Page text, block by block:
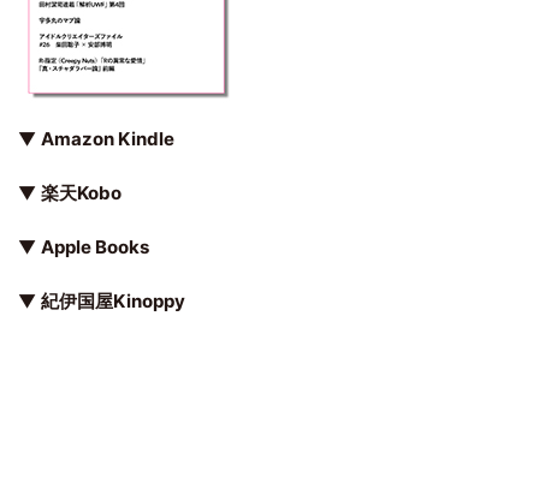
▼ Amazon Kindle
▼ 楽天Kobo
▼ Apple Books
▼ 紀伊国屋Kinoppy